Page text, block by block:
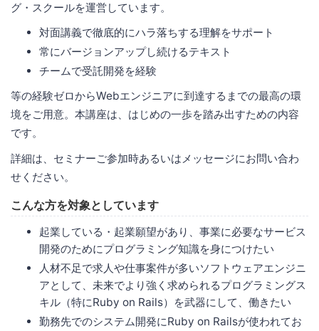
グ・スクールを運営しています。
対面講義で徹底的にハラ落ちする理解をサポート
常にバージョンアップし続けるテキスト
チームで受託開発を経験
等の経験ゼロからWebエンジニアに到達するまでの最高の環
境をご用意。本講座は、はじめの一歩を踏み出すための内容
です。
詳細は、セミナーご参加時あるいはメッセージにお問い合わ
せください。
こんな方を対象としています
起業している・起業願望があり、事業に必要なサービス
開発のためにプログラミング知識を身につけたい
人材不足で求人や仕事案件が多いソフトウェアエンジニ
アとして、未来でより強く求められるプログラミングス
キル（特にRuby on Rails）を武器にして、働きたい
勤務先でのシステム開発にRuby on Railsが使われてお